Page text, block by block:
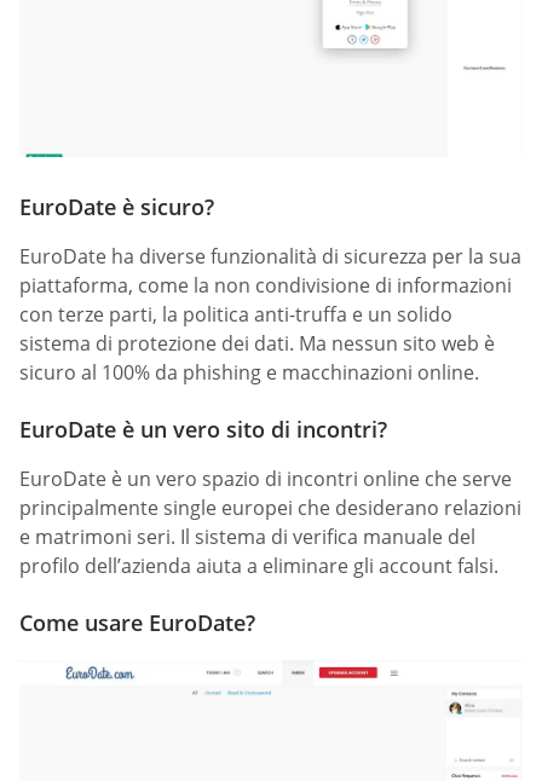
EuroDate è sicuro?
EuroDate ha diverse funzionalità di sicurezza per la sua
piattaforma, come la non condivisione di informazioni
con terze parti, la politica anti-truffa e un solido
sistema di protezione dei dati. Ma nessun sito web è
sicuro al 100% da phishing e macchinazioni online.
EuroDate è un vero sito di incontri?
EuroDate è un vero spazio di incontri online che serve
principalmente single europei che desiderano relazioni
e matrimoni seri. Il sistema di verifica manuale del
profilo dell’azienda aiuta a eliminare gli account falsi.
Come usare EuroDate?